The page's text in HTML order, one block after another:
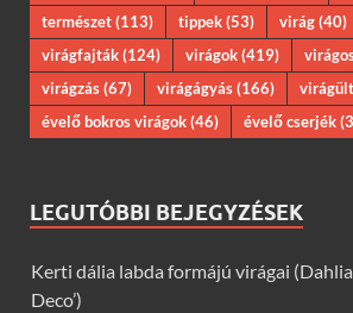
természet(113) tippek(53) virág(40)
virágfajták(124) virágok(419)
virágzás(67) virágágyás(166)
évelő bokros virágok(46) évelő cserjék
LEGUTÓBBI BEJEGYZÉSEK
Kerti dália labda formájú virágai
Deco’)